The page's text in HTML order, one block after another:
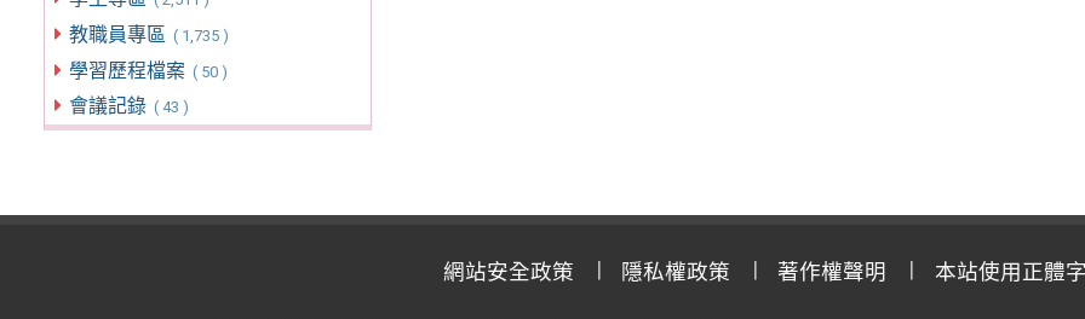
教職員專區 ( 1,735 )
學習歷程檔案 ( 50 )
會議記錄 ( 43 )
網站安全政策 隱私權政策 著作權聲明 本站使用正體